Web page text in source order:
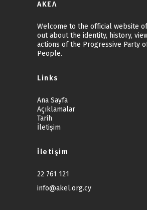
ΑΚΕΛ
Welcome to the official website of
out about the identity, history,
actions of the Progressive Party
People.
Links
Ana Sayfa
Açıklamalar
Tarih
İletişim
İletişim
22 761 121
info@akel.org.cy